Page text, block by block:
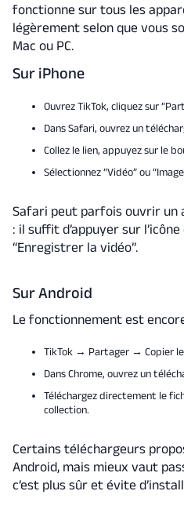
fonctionne sur tous les
légèrement selon que vous
Mac ou PC.
Sur iPhone
Ouvrez TikTok, cliquez sur
Dans Safari, ouvrez un
Collez le lien, appuyez sur le
Sélectionnez “Vidéo” ou
Safari peut parfois ouvrir un
: il suffit d’appuyer sur
“Enregistrer la vidéo”.
Sur Android
Le fonctionnement est
TikTok → Partager → Copier le
Dans Chrome, ouvrez un
Téléchargez directement le
collection.
Certains téléchargeurs
Android, mais mieux vaut
c’est plus sûr et évite